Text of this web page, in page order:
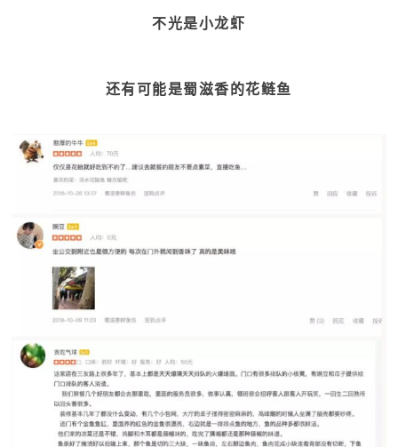
不光是小龙虾
还有可能是蜀滋香的花鲢鱼